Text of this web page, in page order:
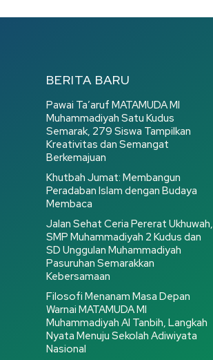
BERITA BARU
Pawai Ta’aruf MATAMUDA MI
Muhammadiyah Satu Kudus
Semarak, 279 Siswa Tampilkan
Kreativitas dan Semangat
Berkemajuan
Khutbah Jumat: Membangun
Peradaban Islam dengan Budaya
Membaca
Jalan Sehat Ceria Pererat Ukhuwah,
SMP Muhammadiyah 2 Kudus dan
SD Unggulan Muhammadiyah
Pasuruhan Semarakkan
Kebersamaan
Filosofi Menanam Masa Depan
Warnai MATAMUDA MI
Muhammadiyah Al Tanbih, Langkah
Nyata Menuju Sekolah Adiwiyata
Nasional